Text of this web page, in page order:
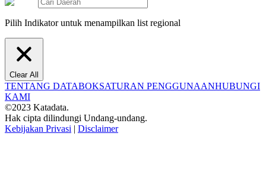
Pilih Indikator untuk menampilkan list regional
Clear All
TENTANG DATABOKSATURAN PENGGUNAANHUBUNGI
KAMI
©2023 Katadata.
Hak cipta dilindungi Undang-undang.
Kebijakan Privasi | Disclaimer